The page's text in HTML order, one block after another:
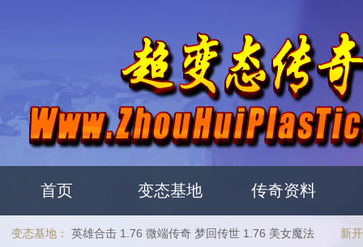
首页 变态基地 传奇资料
变态基地： 英雄合击 1.76 微端传奇 梦回传世 1.76 美女魔法 新开